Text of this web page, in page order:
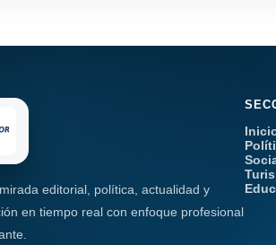
editorial, política, actualidad y
en tiempo real con enfoque profesional